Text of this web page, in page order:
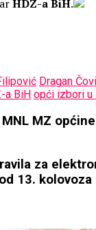
HDZ-a BiH.
Dragan
a BiH opći izbori u
MZ
za
13. kolovoza